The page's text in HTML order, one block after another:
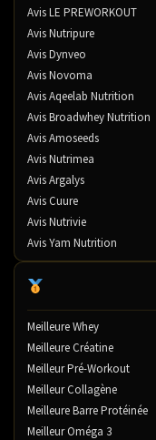
Avis LE PREWORKOUT
Avis Nutripure
Avis Dynveo
Avis Novoma
Avis Aqeelab Nutrition
Avis Broadwhey Nutrition
Avis Amoseeds
Avis Nutrimea
Avis Argalys
Avis Cuure
Avis Nutrivie
Avis Yam Nutrition
Meilleure Whey
Meilleure Créatine
Meilleur Pré-Workout
Meilleur Collagène
Meilleure Barre Protéinée
Meilleur Oméga 3